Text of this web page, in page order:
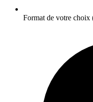
Format de votre choix